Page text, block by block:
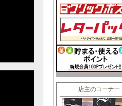
店主のコーナー